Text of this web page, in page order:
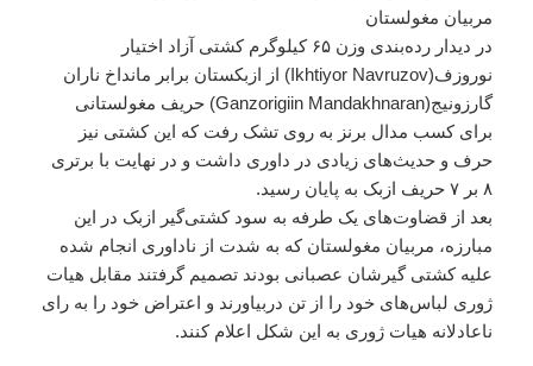
مربیان مغولستان
در دیدار رده‌بندی وزن ۶۵ کیلوگرم کشتی آزاد اختیار
نوروزف(Ikhtiyor Navruzov) از ازبکستان برابر مانداخ ناران
گارزونیج(Ganzorigiin Mandakhnaran) حریف مغولستانی
برای کسب مدال برنز به روی تشک رفت که این کشتی نیز
حرف و حدیث‌های زیادی در داوری داشت و در نهایت با برتری
۸ بر ۷ حریف ازبک به پایان رسید.
بعد از قضاوت‌های یک طرفه به سود کشتی‌گیر ازبک در این
مبارزه، مربیان مغولستان که به شدت از ناداوری انجام شده
علیه کشتی گیرشان عصبانی بودند تصمیم گرفتند مقابل هیات
ژوری لباس‌های خود را از تن دربیاورند و اعتراض خود را به رای‌
ناعادلانه هیات ژوری به این شکل اعلام کنند.